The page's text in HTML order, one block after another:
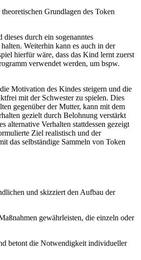
Grundlagen des Token
durch ein sogenanntes
Weiterhin kann es auch in der
hierfür wäre, dass das Kind lernt zuerst
verwendet werden, um bspw.
Motivation des Kindes steigern und die
mit der Schwester zu spielen. Dies
gegenüber der Mutter, kann mit dem
gezielt durch Belohnung verstärkt
alternative Verhalten stattdessen gezeigt
Ziel realistisch und der
das selbständige Sammeln von Token
und skizziert den Aufbau der
gewährleisten, die einzeln oder
betont die Notwendigkeit individueller